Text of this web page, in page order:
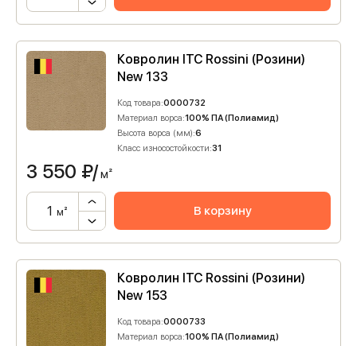
Ковролин ITC Rossini (Розини)
New 133
Код товара:0000732
Материал ворса:100% ПА (Полиамид)
Высота ворса (мм):6
Класс износостойкости:31
3 550 ₽/м²
м² В корзину
Ковролин ITC Rossini (Розини)
New 153
Код товара:0000733
Материал ворса:100% ПА (Полиамид)